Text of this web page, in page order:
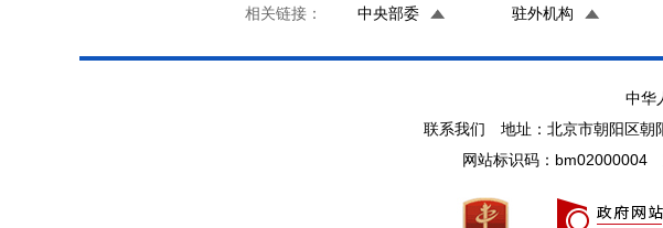
相关链接： 中央部委 驻外机构
中华
联系我们 地址：北京市朝阳区
网站标识码：bm02000004